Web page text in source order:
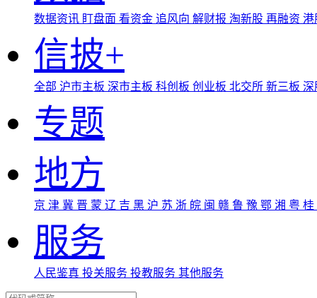
数据资讯 盯盘面 看资金 追风向 解财报 淘新股 再融资
信披+
全部 沪市主板 深市主板 科创板 创业板 北交所 新三板
专题
地方
京 津 冀 晋 蒙 辽 吉 黑 沪 苏 浙 皖 闽 赣 鲁 豫 鄂 湘 粤 桂
服务
人民鉴真 投关服务 投教服务 其他服务